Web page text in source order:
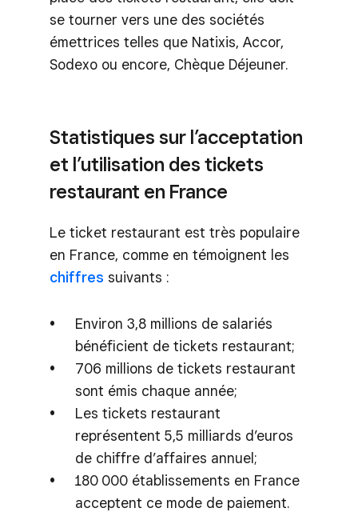
se tourner vers une des sociétés
émettrices telles que Natixis, Accor,
Sodexo ou encore, Chèque Déjeuner.
Statistiques sur l’acceptation
et l’utilisation des tickets
restaurant en France
Le ticket restaurant est très populaire
en France, comme en témoignent les
chiffres suivants :
Environ 3,8 millions de salariés
bénéficient de tickets restaurant;
706 millions de tickets restaurant
sont émis chaque année;
Les tickets restaurant
représentent 5,5 milliards d’euros
de chiffre d’affaires annuel;
180 000 établissements en France
acceptent ce mode de paiement.